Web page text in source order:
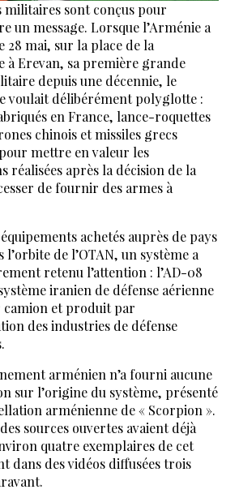
militaires sont conçus pour
un message. Lorsque l’Arménie a
28 mai, sur la place de la
à Erevan, sa première grande
depuis une décennie, le
voulait délibérément polyglotte :
en France, lance-roquettes
chinois et missiles grecs
mettre en valeur les
réalisées après la décision de la
de fournir des armes à
achetés auprès de pays
l’orbite de l’OTAN, un système a
retenu l’attention : l’AD-08
iranien de défense aérienne
camion et produit par
des industries de défense
arménien n’a fourni aucune
sur l’origine du système, présenté
arménienne de « Scorpion ».
sources ouvertes avaient déjà
quatre exemplaires de cet
dans des vidéos diffusées trois